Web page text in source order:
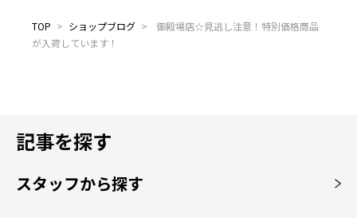
TOP > ショップブログ >
御殿場店☆見逃し注意！特別価格商品
が入荷しています！
記事を探す
スタッフから探す